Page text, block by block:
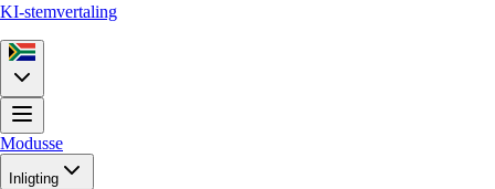
KI-stemvertaling
Modusse
Inligting